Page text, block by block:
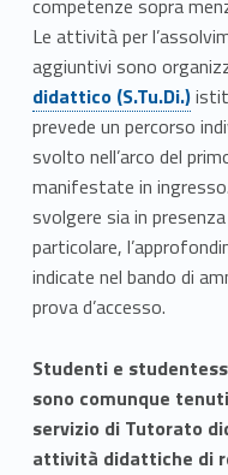
2
0
2
6
/
2
0
2
7
competenze sopra
Le attività per
aggiuntivi sono
didattico (S.Tu.Di.)
prevede un percorso
svolto nell’arco del
manifestate in
svolgere sia in
particolare,
indicate nel bando di
prova d’accesso.
Studenti e
sono comunque
servizio di Tutorato
attività didattiche di